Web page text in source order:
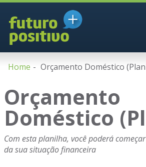
Home Orçamento Doméstico
Orçamento
Doméstico
Com esta planilha, você poderá
da sua situação financeira